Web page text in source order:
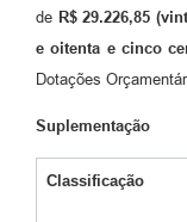
Informação ao Cidadão
IPTU
Leis Municipais
de R$ 29.226,85
e oitenta e cinco
Dotações
Suplementação
Classificação